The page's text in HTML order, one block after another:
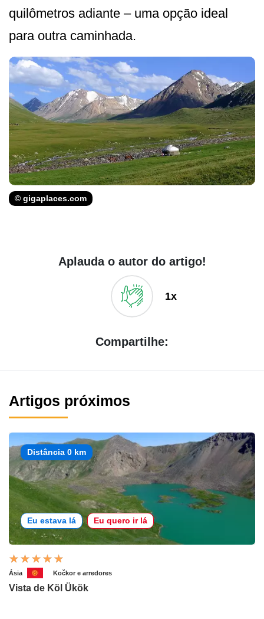
quilômetros adiante – uma opção ideal
para outra caminhada.
© gigaplaces.com
Aplauda o autor do artigo!
1x
Compartilhe:
Artigos próximos
Distância 0 km
Eu estava lá Eu quero ir lá
Ásia Kočkor e arredores
Vista de Köl Ükök